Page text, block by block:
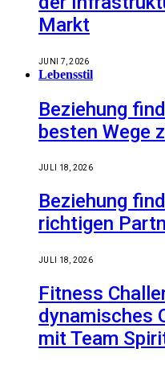
Markt
JUNI 7, 2026
Lebensstil
Beziehung
besten Wege
JULI 18, 2026
Beziehung
richtigen
JULI 18, 2026
Fitness
dynamisches
mit Team